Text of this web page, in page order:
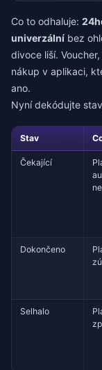
Co to odhaluje:
univerzální bez
divoce liší.
nákup v aplikaci,
ano.
Nyní dekódujte
Stav
Čekající
Dokončeno
Selhalo